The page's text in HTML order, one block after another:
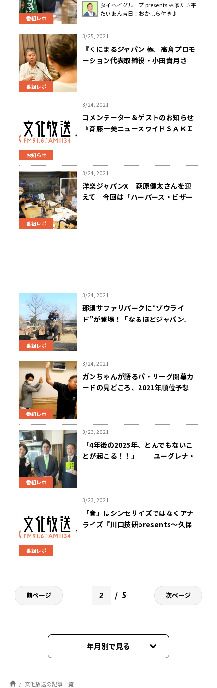
番組レポ
タイヘイグループ presents 林家たい平
たいあん吉日！おかしら付き♪
番組レポ
3/25, 2021
『くにまるジャパン 極』高倉プロモ
ーション代表取締役・小田貴月さ
お知らせ
3/24, 2021
コメンテーター＆ゲストのお知らせ
『斉藤一美ニュースワイドＳＡＫＩ
番組レポ
3/24, 2021
洋楽ジャパンX 萩原健太さんを迎
えて 今回は「ハーパース・ビザー
番組レポ
3/24, 2021
那須サファリパークに“ゾウライ
ド”が登場！「なるほどジャパン」
番組レポ
3/24, 2021
ガンちゃんが語るパ・リーグ開幕カ
ードの見どころ、2021年順位予想
番組レポ
3/23, 2021
「4年後の2025年、とんでもないこ
とが起こる！！」 ——ユーグレナ・
番組レポ
3/23, 2021
「音」はシンセサイズではなくアナ
ライズ『川口技研presents～久保
前ページ 5 次ページ
年月別で見る
2026年8月
文化放送の記事一覧